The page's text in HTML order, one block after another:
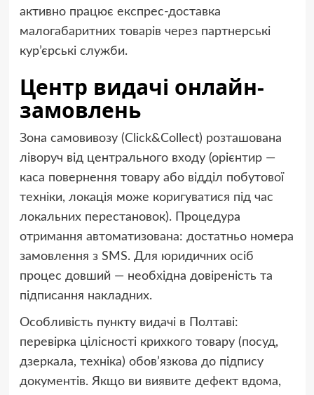
активно працює експрес-доставка
малогабаритних товарів через партнерські
кур’єрські служби.
Центр видачі онлайн-
замовлень
Зона самовивозу (Click&Collect) розташована
ліворуч від центрального входу (орієнтир —
каса повернення товару або відділ побутової
техніки, локація може коригуватися під час
локальних перестановок). Процедура
отримання автоматизована: достатньо номера
замовлення з SMS. Для юридичних осіб
процес довший — необхідна довіреність та
підписання накладних.
Особливість пункту видачі в Полтаві:
перевірка цілісності крихкого товару (посуд,
дзеркала, техніка) обов’язкова до підпису
документів. Якщо ви виявите дефект вдома,